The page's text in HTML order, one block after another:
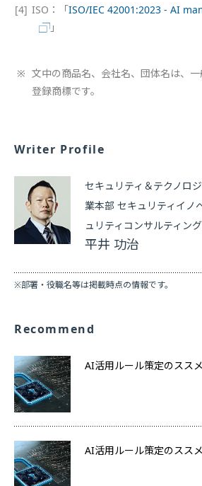
[4] ISO：「ISO/IEC 42001:2023 - AI
」
※ 文中の商品名、会社名、団体名は、
登録商標です。
Writer Profile
セキュリティ＆テクノロ
業本部 セキュリティイノ
ュリティコンサルティン
平井 功治
※部署・役職名等は掲載時点の情報です。
Recommend
AI活用ルール策定のススメ
AI活用ルール策定のスス